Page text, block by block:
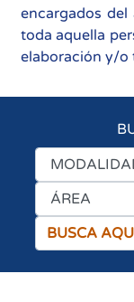
encargados
toda aquella
elaboración y/o